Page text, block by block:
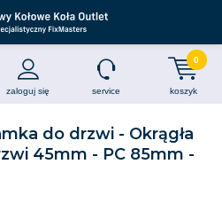
zaloguj się service koszyk
0
do drzwi - Okrągła
45mm - PC 85mm -